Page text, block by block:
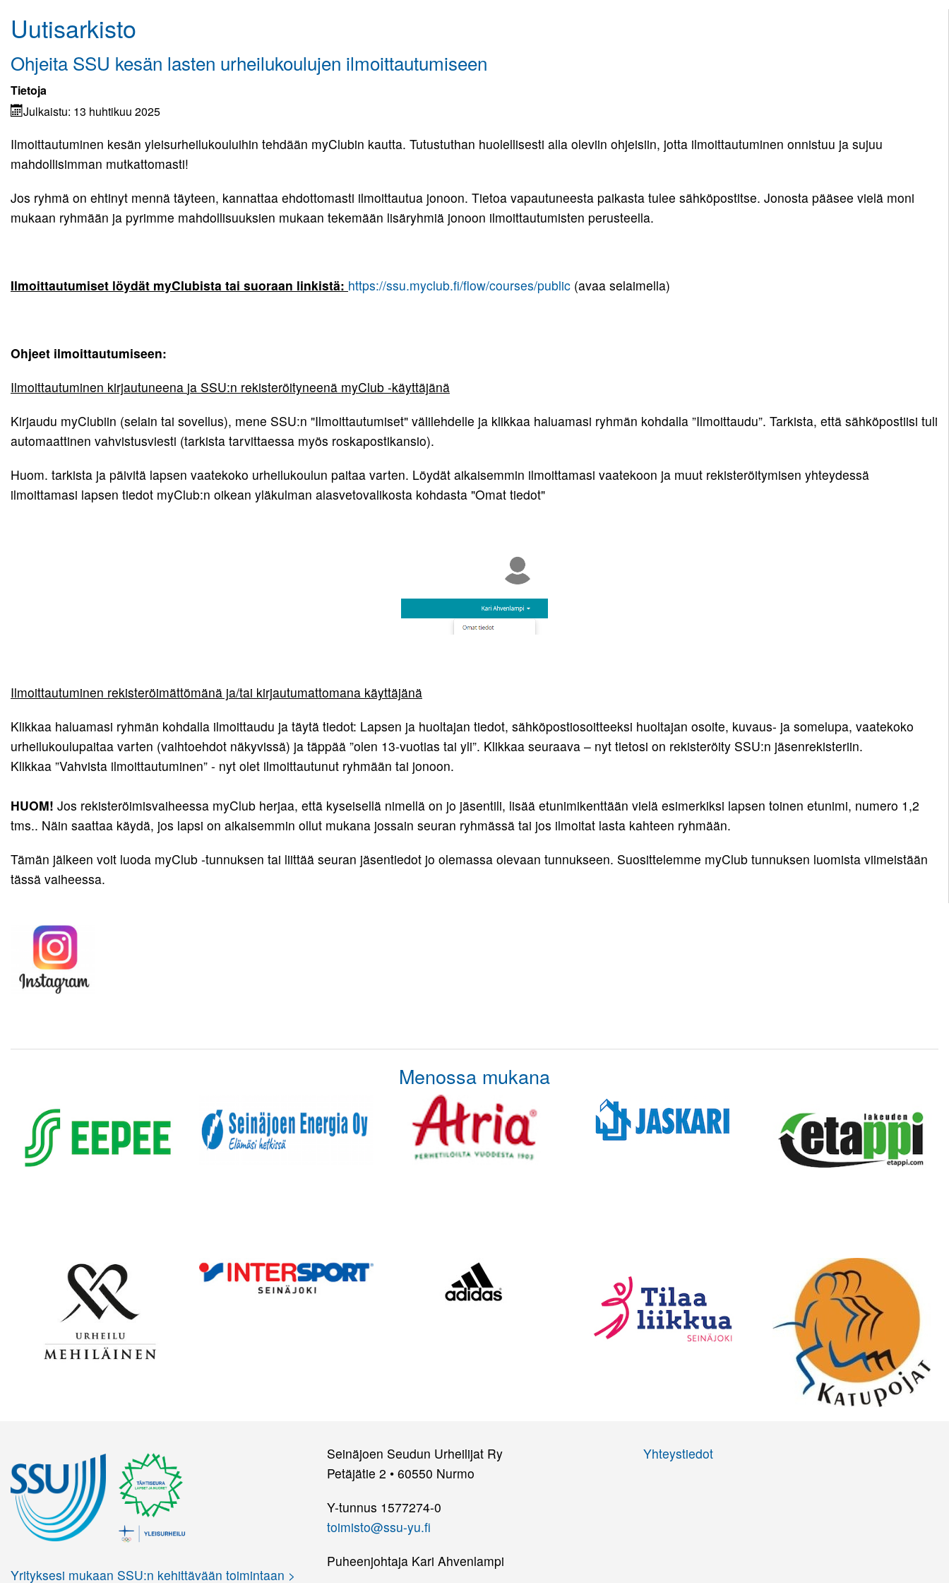
Kuvagalleria
Kumppanuus tekee hyvää
Yhteistyö UrheiluMehiläisen kanssa
Kirjaudu
Uutisarkisto
Ohjeita SSU kesän lasten urheilukoulujen ilmoittautumiseen
Tietoja
Julkaistu: 13 huhtikuu 2025
Ilmoittautuminen kesän yleisurheilukouluihin tehdään myClubin kautta. Tutustuthan huolellisesti alla oleviin ohjeisiin, jotta ilmoittautuminen onnistuu ja sujuu
mahdollisimman mutkattomasti!
Jos ryhmä on ehtinyt mennä täyteen, kannattaa ehdottomasti ilmoittautua jonoon. Tietoa vapautuneesta paikasta tulee sähköpostitse. Jonosta pääsee vielä moni
mukaan ryhmään ja pyrimme mahdollisuuksien mukaan tekemään lisäryhmiä jonoon ilmoittautumisten perusteella.
Ilmoittautumiset löydät myClubista tai suoraan linkistä: https://ssu.myclub.fi/flow/courses/public (avaa selaimella)
Ohjeet ilmoittautumiseen:
Ilmoittautuminen kirjautuneena ja SSU:n rekisteröityneenä myClub -käyttäjänä
Kirjaudu myClubiin (selain tai sovellus), mene SSU:n "Ilmoittautumiset" välilehdelle ja klikkaa haluamasi ryhmän kohdalla ”Ilmoittaudu”. Tarkista, että sähköpostiisi tuli
automaattinen vahvistusviesti (tarkista tarvittaessa myös roskapostikansio).
Huom. tarkista ja päivitä lapsen vaatekoko urheilukoulun paitaa varten. Löydät aikaisemmin ilmoittamasi vaatekoon ja muut rekisteröitymisen yhteydessä
ilmoittamasi lapsen tiedot myClub:n oikean yläkulman alasvetovalikosta kohdasta "Omat tiedot"
Ilmoittautuminen rekisteröimättömänä ja/tai kirjautumattomana käyttäjänä
Klikkaa haluamasi ryhmän kohdalla ilmoittaudu ja täytä tiedot: Lapsen ja huoltajan tiedot, sähköpostiosoitteeksi huoltajan osoite, kuvaus- ja somelupa, vaatekoko
urheilukoulupaitaa varten (vaihtoehdot näkyvissä) ja täppää ”olen 13-vuotias tai yli”. Klikkaa seuraava – nyt tietosi on rekisteröity SSU:n jäsenrekisteriin.
Klikkaa ”Vahvista ilmoittautuminen” - nyt olet ilmoittautunut ryhmään tai jonoon.
HUOM! Jos rekisteröimisvaiheessa myClub herjaa, että kyseisellä nimellä on jo jäsentili, lisää etunimikenttään vielä esimerkiksi lapsen toinen etunimi, numero 1,2
tms.. Näin saattaa käydä, jos lapsi on aikaisemmin ollut mukana jossain seuran ryhmässä tai jos ilmoitat lasta kahteen ryhmään.
Tämän jälkeen voit luoda myClub -tunnuksen tai liittää seuran jäsentiedot jo olemassa olevaan tunnukseen. Suosittelemme myClub tunnuksen luomista viimeistään
tässä vaiheessa.
Menossa mukana
Yrityksesi mukaan SSU:n kehittävään toimintaan >
Seinäjoen Seudun Urheilijat Ry
Petäjätie 2 • 60550 Nurmo
Y-tunnus 1577274-0
toimisto@ssu-yu.fi
Puheenjohtaja Kari Ahvenlampi
Yhteystiedot